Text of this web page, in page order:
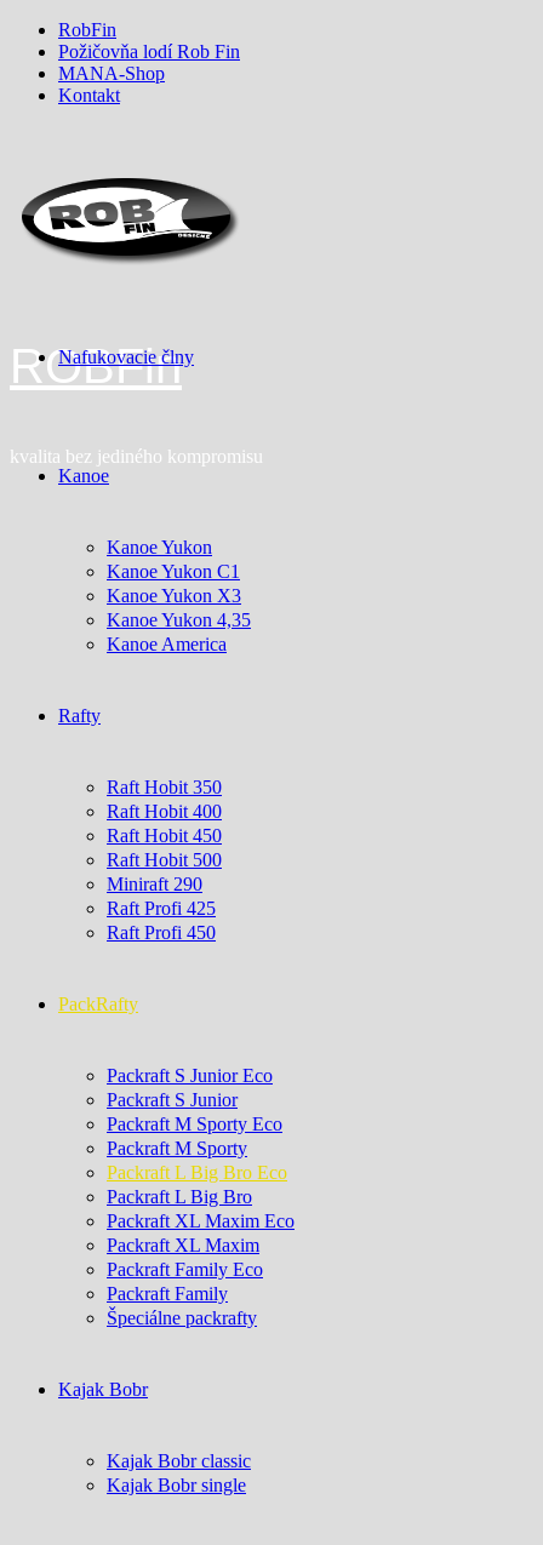
Skip
content
RobFin
Požičovňa lodí Rob Fin
MANA-Shop
Kontakt
ROBFin
kvalita bez jediného kompromisu
Nafukovacie člny
Kanoe
Kanoe Yukon
Kanoe Yukon C1
Kanoe Yukon X3
Kanoe Yukon 4,35
Kanoe America
Rafty
Raft Hobit 350
Raft Hobit 400
Raft Hobit 450
Raft Hobit 500
Miniraft 290
Raft Profi 425
Raft Profi 450
PackRafty
Packraft S Junior Eco
Packraft S Junior
Packraft M Sporty Eco
Packraft M Sporty
Packraft L Big Bro Eco
Packraft L Big Bro
Packraft XL Maxim Eco
Packraft XL Maxim
Packraft Family Eco
Packraft Family
Špeciálne packrafty
Kajak Bobr
Kajak Bobr classic
Kajak Bobr single